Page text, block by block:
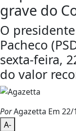
grave do
O
Pacheco
sexta-feira,
do valor
PorAgazetta Em 22/
A-